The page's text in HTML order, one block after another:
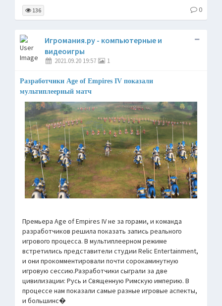
136 0
Игромания.ру - компьютерные и
видеоигры
2021.09.20 19:57 1
Разработчики Age of Empires IV показали
мультиплеерный матч
Премьера Age of Empires IV не за горами, и команда
разработчиков решила показать запись реального
игрового процесса. В мультиплеерном режиме
встретились представители студии Relic Entertainment,
и они прокомментировали почти сорокаминутную
игровую сессию.Разработчики сыграли за две
цивилизации: Русь и Священную Римскую империю. В
процессе нам показали самые разные игровые аспекты,
и большинс�